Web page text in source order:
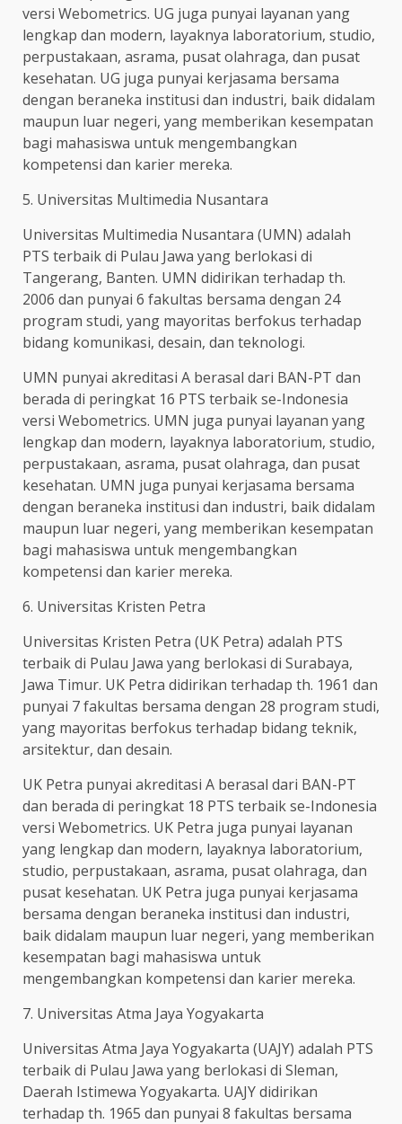
versi Webometrics. UG juga punyai layanan yang
lengkap dan modern, layaknya laboratorium, studio,
perpustakaan, asrama, pusat olahraga, dan pusat
kesehatan. UG juga punyai kerjasama bersama
dengan beraneka institusi dan industri, baik didalam
maupun luar negeri, yang memberikan kesempatan
bagi mahasiswa untuk mengembangkan
kompetensi dan karier mereka.
5. Universitas Multimedia Nusantara
Universitas Multimedia Nusantara (UMN) adalah
PTS terbaik di Pulau Jawa yang berlokasi di
Tangerang, Banten. UMN didirikan terhadap th.
2006 dan punyai 6 fakultas bersama dengan 24
program studi, yang mayoritas berfokus terhadap
bidang komunikasi, desain, dan teknologi.
UMN punyai akreditasi A berasal dari BAN-PT dan
berada di peringkat 16 PTS terbaik se-Indonesia
versi Webometrics. UMN juga punyai layanan yang
lengkap dan modern, layaknya laboratorium, studio,
perpustakaan, asrama, pusat olahraga, dan pusat
kesehatan. UMN juga punyai kerjasama bersama
dengan beraneka institusi dan industri, baik didalam
maupun luar negeri, yang memberikan kesempatan
bagi mahasiswa untuk mengembangkan
kompetensi dan karier mereka.
6. Universitas Kristen Petra
Universitas Kristen Petra (UK Petra) adalah PTS
terbaik di Pulau Jawa yang berlokasi di Surabaya,
Jawa Timur. UK Petra didirikan terhadap th. 1961 dan
punyai 7 fakultas bersama dengan 28 program studi,
yang mayoritas berfokus terhadap bidang teknik,
arsitektur, dan desain.
UK Petra punyai akreditasi A berasal dari BAN-PT
dan berada di peringkat 18 PTS terbaik se-Indonesia
versi Webometrics. UK Petra juga punyai layanan
yang lengkap dan modern, layaknya laboratorium,
studio, perpustakaan, asrama, pusat olahraga, dan
pusat kesehatan. UK Petra juga punyai kerjasama
bersama dengan beraneka institusi dan industri,
baik didalam maupun luar negeri, yang memberikan
kesempatan bagi mahasiswa untuk
mengembangkan kompetensi dan karier mereka.
7. Universitas Atma Jaya Yogyakarta
Universitas Atma Jaya Yogyakarta (UAJY) adalah PTS
terbaik di Pulau Jawa yang berlokasi di Sleman,
Daerah Istimewa Yogyakarta. UAJY didirikan
terhadap th. 1965 dan punyai 8 fakultas bersama